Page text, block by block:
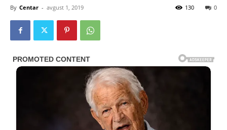
By Centar - avgust 1, 2019 0
130